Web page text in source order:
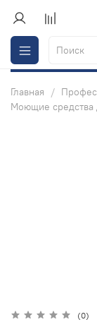
Главная
Моющие средства
(0)